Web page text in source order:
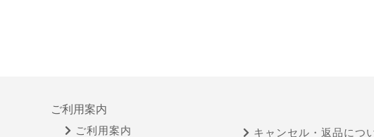
ご利用案内
ご利用案内
キャンセル・返品につ